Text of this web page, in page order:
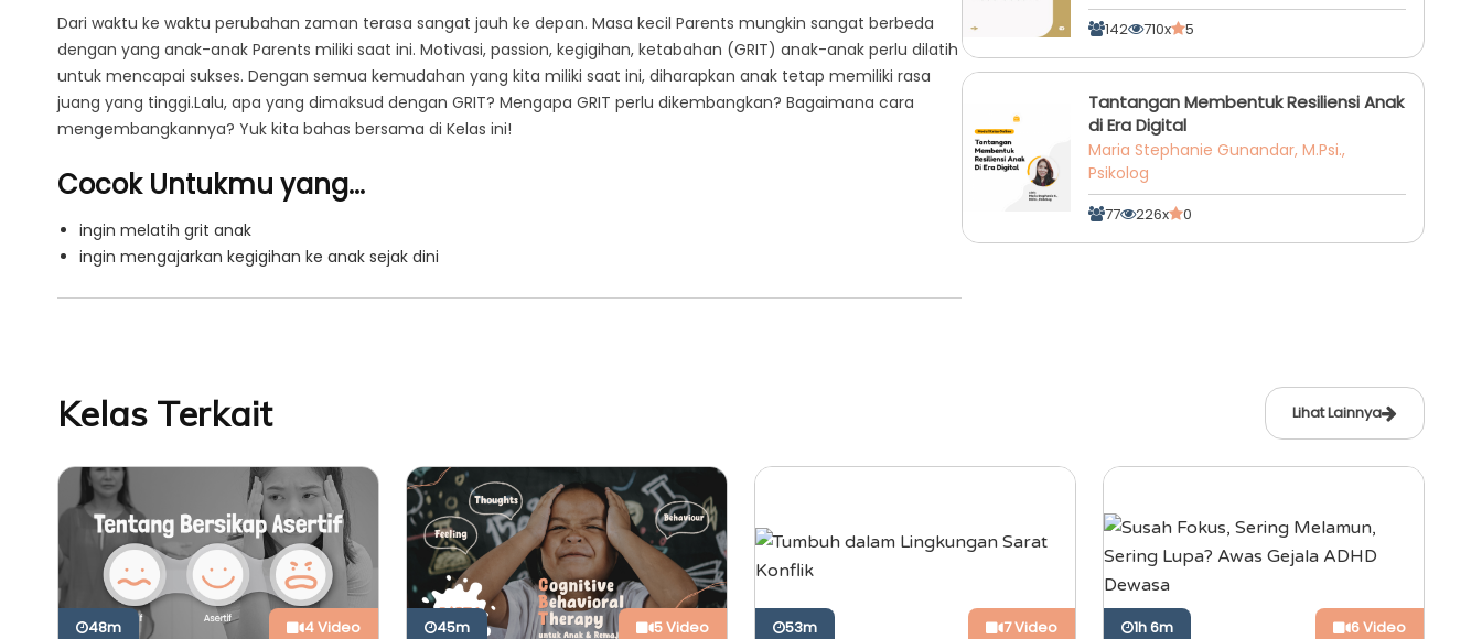
Dari waktu ke waktu perubahan zaman terasa sangat jauh ke depan. Masa kecil Parents mungkin sangat berbeda
dengan yang anak-anak Parents miliki saat ini. Motivasi, passion, kegigihan, ketabahan (GRIT) anak-anak perlu dilatih
untuk mencapai sukses. Dengan semua kemudahan yang kita miliki saat ini, diharapkan anak tetap memiliki rasa
juang yang tinggi.Lalu, apa yang dimaksud dengan GRIT? Mengapa GRIT perlu dikembangkan? Bagaimana cara
mengembangkannya? Yuk kita bahas bersama di Kelas ini!
Cocok Untukmu yang...
ingin melatih grit anak
ingin mengajarkan kegigihan ke anak sejak dini
142 710x 5
Tantangan Membentuk Resiliensi Anak
di Era Digital
Maria Stephanie Gunandar, M.Psi.,
Psikolog
77 226x 0
Kelas Terkait Lihat Lainnya
48m 4 Video 45m 5 Video 53m 7 Video 1h 6m 6 Video